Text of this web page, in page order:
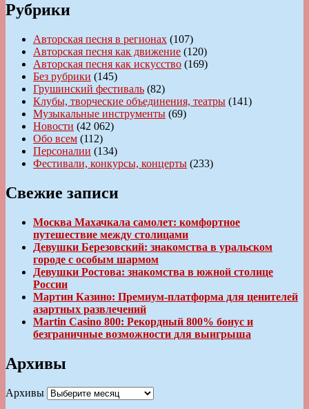
Рубрики
Авторская песня в регионах (107)
Авторская песня как движение (120)
Авторская песня как искусство (169)
Без рубрики (145)
Грушинский фестиваль (82)
Клубы, творческие объединения, театры (141)
Музыкальные инструменты (69)
Новости (42 062)
Обо всем (112)
Персоналии (134)
Фестивали, конкурсы, концерты (233)
Свежие записи
Москва Махачкала самолет: комфортное
путешествие между столицами
Девушки Березовский: знакомства в уральском
городе с особым шармом
Девушки Ростова: знакомства в южной столице
России
Мартин Казино: Премиум-платформа для ценителей
азартных развлечений
Martin Casino 800: Рекордный 800% бонус и
безграничные возможности для выигрыша
Архивы
Архивы